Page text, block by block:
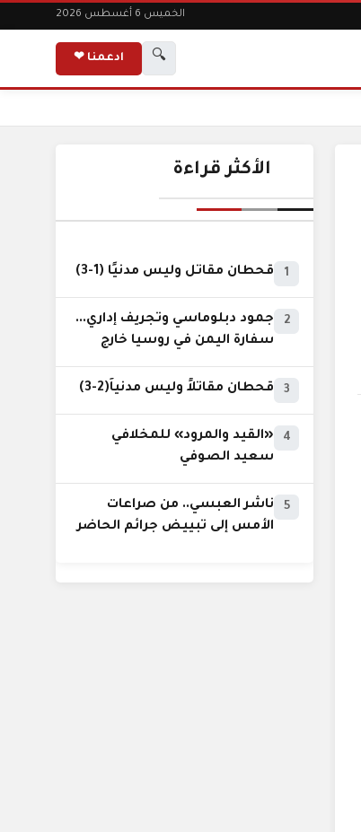
الخميس 6 أغسطس 2026
🔍 ادعمنا ❤
الأكثر قراءة
1 قحطان مقاتل وليس مدنيًا (1-3)
2
جمود دبلوماسي وتجريف إداري...
سفارة اليمن في روسيا خارج
3 قحطان مقاتلاً وليس مدنياً(2-3)
4
«القيد والمرود» للمخلافي
سعيد الصوفي
5
ناشر العبسي.. من صراعات
الأمس إلى تبييض جرائم الحاضر